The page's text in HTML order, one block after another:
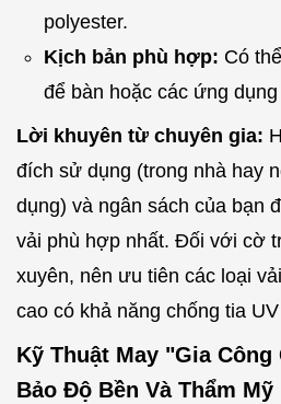
polyester.
Kịch bản phù hợp: Có
để bàn hoặc các ứng
Lời khuyên từ chuyên gia:
đích sử dụng (trong nhà hay
dụng) và ngân sách của bạn
vải phù hợp nhất. Đối với cờ
xuyên, nên ưu tiên các loại
cao có khả năng chống tia
Kỹ Thuật May "Gia
Bảo Độ Bền Và Thẩm Mỹ